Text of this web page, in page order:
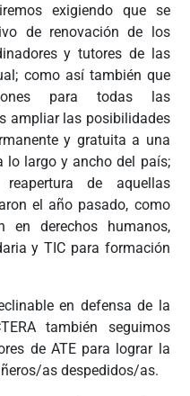
exigiendo que se
de renovación de los
y tutores de las
como así también que
para todas las
ampliar las posibilidades
y gratuita a una
lo largo y ancho del país;
de aquellas
el año pasado, como
derechos humanos,
y TIC para formación
en defensa de la
también seguimos
de ATE para lograr la
as despedidos/as.